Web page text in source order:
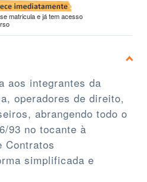
matricula e já tem acesso
aos integrantes da
operadores de direito,
abrangendo todo o
93 no tocante à
Contratos
simplificada e